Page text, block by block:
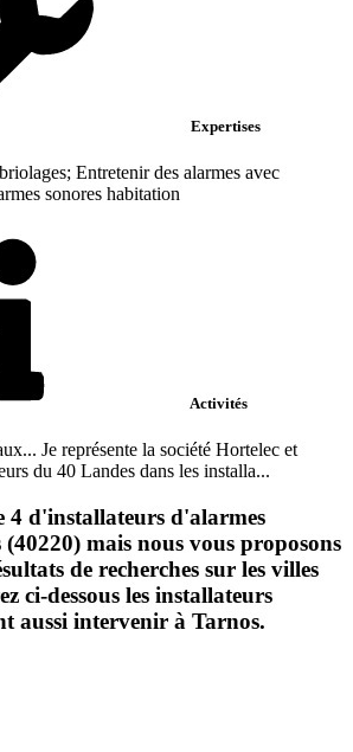
Expertises
Entretenir des alarmes avec
sonores habitation
Activités
Je représente la société Hortelec et
du 40 Landes dans les installa...
4 d'installateurs d'alarmes
mais nous vous proposons
de recherches sur les villes
ci-dessous les installateurs
aussi intervenir à Tarnos.